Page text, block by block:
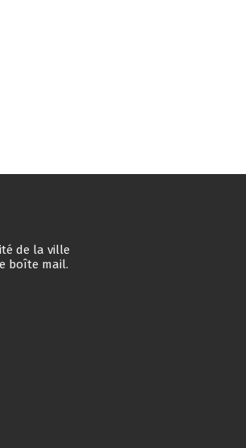
de la ville
boîte mail.
Instagram
compte Linkedin
vers la chaîne Youtube